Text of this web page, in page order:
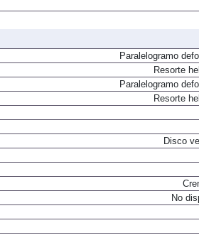
Paralelogramo
Resorte
Paralelogramo
Resorte
Disco
No